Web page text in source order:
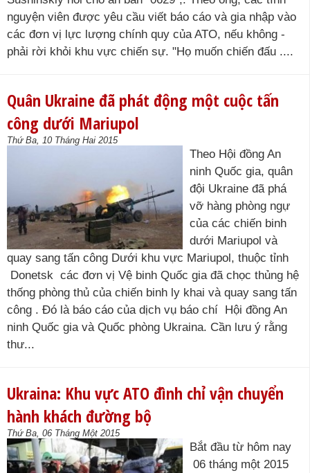
nguyện viên được yêu cầu viết báo cáo và gia nhập vào
các đơn vị lực lượng chính quy của ATO, nếu không -
phải rời khỏi khu vực chiến sự. "Họ muốn chiến đấu ....
Quân Ukraine đã phát động một cuộc tấn
công dưới Mariupol
Thứ Ba, 10 Tháng Hai 2015
Theo Hội đồng An
ninh Quốc gia, quân
đội Ukraine đã phá
vỡ hàng phòng ngự
của các chiến binh
dưới Mariupol và
quay sang tấn công Dưới khu vực Mariupol, thuộc tỉnh
Donetsk các đơn vị Vệ binh Quốc gia đã chọc thủng hệ
thống phòng thủ của chiến binh ly khai và quay sang tấn
công . Đó là báo cáo của dịch vụ báo chí Hội đồng An
ninh Quốc gia và Quốc phòng Ukraina. Cần lưu ý rằng
thư...
Ukraina: Khu vực ATO đình chỉ vận chuyển
hành khách đường bộ
Thứ Ba, 06 Tháng Một 2015
Bắt đầu từ hôm nay
06 tháng một 2015